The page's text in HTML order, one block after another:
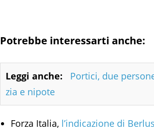
Potrebbe interessarti anche:
Leggi anche:
Portici, due
zia e nipote
Forza Italia, l’indicazione di